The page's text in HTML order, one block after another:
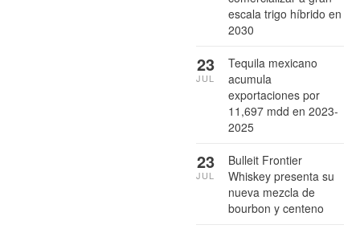
escala trigo híbrido en
2030
Tequila mexicano
acumula
exportaciones por
11,697 mdd en 2023-
2025
23
JUL
Bulleit Frontier
Whiskey presenta su
nueva mezcla de
bourbon y centeno
23
JUL